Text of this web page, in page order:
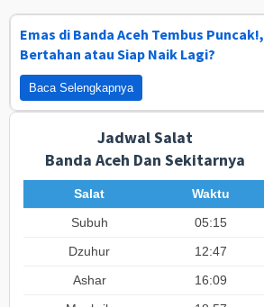
Emas di Banda Aceh Tembus Puncak!,
Bertahan atau Siap Naik Lagi?
Baca Selengkapnya
Jadwal Salat
Banda Aceh Dan Sekitarnya
Salat
Waktu
Subuh
05:15
Dzuhur
12:47
Ashar
16:09